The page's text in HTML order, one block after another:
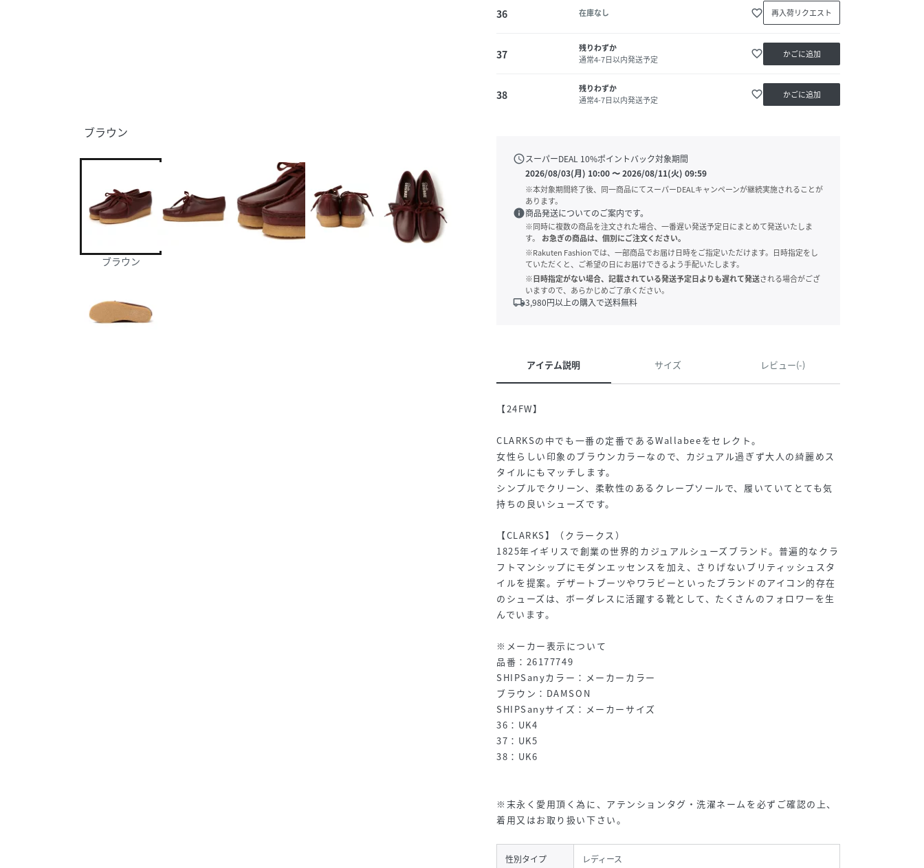
ブラウン
ブラウン
36 在庫なし favorite_border 再入荷リクエスト
37
残りわずか
通常4-7日以内発送予定
favorite_border かごに追加
38
残りわずか
通常4-7日以内発送予定
favorite_border かごに追加
scheduleスーパーDEAL 10%ポイントバック対象期間
2026/08/03(月) 10:00〜2026/08/11(火) 09:59
※本対象期間終了後、同一商品にてスーパーDEALキャンペーンが継続実施されることが
あります。
info商品発送についてのご案内です。
※同時に複数の商品を注文された場合、一番遅い発送予定日にまとめて発送いたしま
す。
お急ぎの商品は、個別にご注文ください。
※Rakuten Fashionでは、一部商品でお届け日時をご指定いただけます。日時指定をし
ていただくと、ご希望の日にお届けできるよう手配いたします。
※日時指定がない場合、記載されている発送予定日よりも遅れて発送される場合がござ
いますので、あらかじめご了承ください。
local_shipping3,980円以上の購入で送料無料
アイテム説明 サイズ レビュー(-)
【24FW】
CLARKSの中でも一番の定番であるWallabeeをセレクト。
女性らしい印象のブラウンカラーなので、カジュアル過ぎず大人の綺麗めス
タイルにもマッチします。
シンプルでクリーン、柔軟性のあるクレープソールで、履いていてとても気
持ちの良いシューズです。
【CLARKS】（クラークス）
1825年イギリスで創業の世界的カジュアルシューズブランド。普遍的なクラ
フトマンシップにモダンエッセンスを加え、さりげないブリティッシュスタ
イルを提案。デザートブーツやワラビーといったブランドのアイコン的存在
のシューズは、ボーダレスに活躍する靴として、たくさんのフォロワーを生
んでいます。
※メーカー表示について
品番：26177749
SHIPSanyカラー：メーカーカラー
ブラウン：DAMSON
SHIPSanyサイズ：メーカーサイズ
36：UK4
37：UK5
38：UK6
※末永く愛用頂く為に、アテンションタグ・洗濯ネームを必ずご確認の上、
着用又はお取り扱い下さい。
性別タイプ レディース